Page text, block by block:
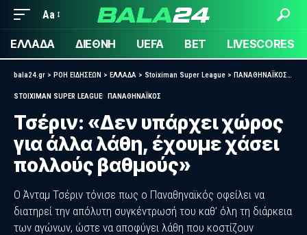
Aa
ΕΛΛΑΔΑ ΔΙΕΘΝΗ UEFA BET LIVESCORES
bala24.gr > ΡΟΗ ΕΙΔΗΣΕΩΝ > ΕΛΛΑΔΑ > Stoiximan Super League > ΠΑΝΑΘΗΝΑΪΚΟΣ>
STOIXIMAN SUPER LEAGUE ΠΑΝΑΘΗΝΑΪΚΟΣ
Τσέριν: «Δεν υπάρχει χώρος
για άλλα λάθη, έχουμε χάσει
πολλούς βαθμούς»
Ο Άνταμ Τσέριν τόνισε πως ο Παναθηναϊκός οφείλει να
διατηρεί την απόλυτη συγκέντρωσή του καθ’ όλη τη διάρκεια
των αγώνων, ώστε να αποφύγει λάθη που κοστίζουν